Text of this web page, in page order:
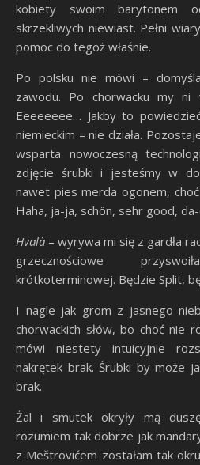
kobiety swoim barytonem
skrzekliwych niewiast. Pełni
pomoc do tegoż właśnie.
Po polsku nie mówi –
zawodu. Po chorwacku my ni
Eeeeeeee… Jakby to
niemieckim – nie działa.
wsparta nowoczesną
zdjęcie śrubki i jesteśmy w
nawet pies merda ogonem,
Haha, ja-ja, schön, sehr good,
Hvalà – wyrywa mi się z gardła
grzecznościowe
krótkoterminowej. Będzie Split,
I nagle jak grom z jasnego
chorwackich słów, bo choć nie
mówi niestety intuicyjnie
nakrętek brak. Śrubki by może
brak.
Żal i smutek okryły mą
rozumiem tak dobrze jak
z Meštrovićem zostałam tak